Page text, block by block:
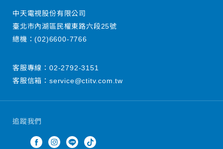
追蹤我們
中天電視股份有限公司
臺北市內湖區民權東路六段25號
總機：(02)6600-7766
客服專線： 02-2792-3151
客服信箱： service@ctitv.com.tw